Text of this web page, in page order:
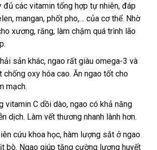
đủ các vitamin tổng hợp tự nhiên, đáp
mangan, phốt pho,… của cơ thể. Nhờ
xương, răng, làm chậm quá trình lão
sản khác, ngao rất giàu omega-3 và
chống oxy hóa cao. Ăn ngao tốt cho
mạch.
vitamin C dồi dào, ngao có khả năng
dịch. Làm vết thương nhanh lành hơn.
cứu khoa học, hàm lượng sắt ở ngao
bò. Ngao giúp tăng cường lượng huyết